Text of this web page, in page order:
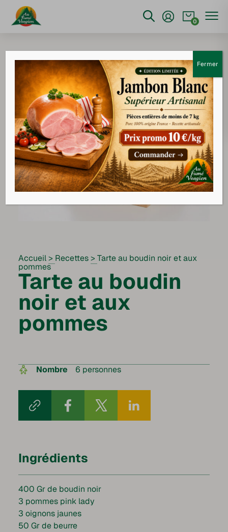
0
Accueil> Recettes> Tarte au boudin noir et aux
pommes
Tarte au boudin
noir et aux
pommes
Nombre 6 personnes
Ingrédients
400 Gr de boudin noir
3 pommes pink lady
3 oignons jaunes
50 Gr de beurre
Fermer